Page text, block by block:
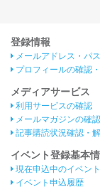
登録情報
メールアドレス・パ
プロフィールの確認
メディアサービス
利用サービスの確認
メールマガジンの確
記事購読状況確認・
イベント登録基本
現在申込中のイベント
イベント申込履歴